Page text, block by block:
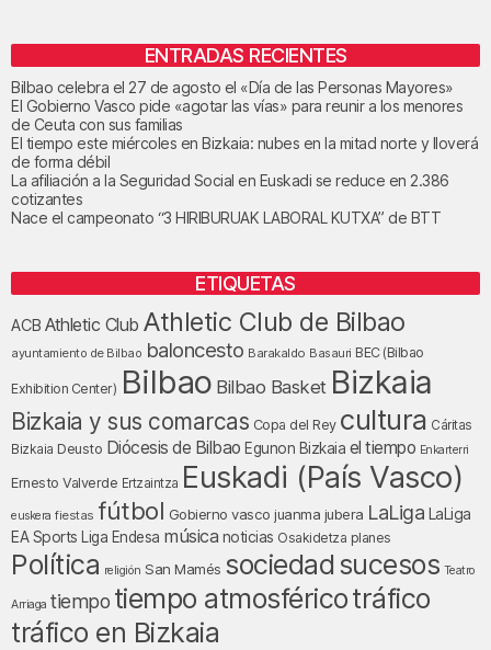
ENTRADAS RECIENTES
Bilbao celebra el 27 de agosto el «Día de las Personas Mayores»
El Gobierno Vasco pide «agotar las vías» para reunir a los menores
de Ceuta con sus familias
El tiempo este miércoles en Bizkaia: nubes en la mitad norte y lloverá
de forma débil
La afiliación a la Seguridad Social en Euskadi se reduce en 2.386
cotizantes
Nace el campeonato “3 HIRIBURUAK LABORAL KUTXA” de BTT
ETIQUETAS
ACB Athletic Club Athletic Club de Bilbao
ayuntamiento de Bilbao baloncesto Barakaldo Basauri BEC (Bilbao
Exhibition Center) Bilbao Bilbao Basket Bizkaia
Bizkaia y sus comarcas Copa del Rey cultura Cáritas
Bizkaia Deusto Diócesis de Bilbao Egunon Bizkaia el tiempo Enkarterri
Ernesto Valverde Ertzaintza Euskadi (País Vasco)
euskera fiestas fútbol Gobierno vasco juanma jubera LaLiga LaLiga
EA Sports Liga Endesa música noticias Osakidetza planes
Política religión San Mamés sociedad sucesos Teatro
Arriaga tiempo tiempo atmosféricotráfico
tráfico en Bizkaia